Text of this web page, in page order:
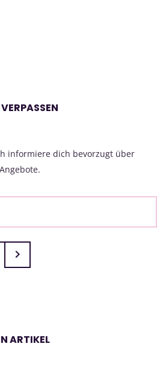
informiere dich bevorzugt über
ARTIKEL